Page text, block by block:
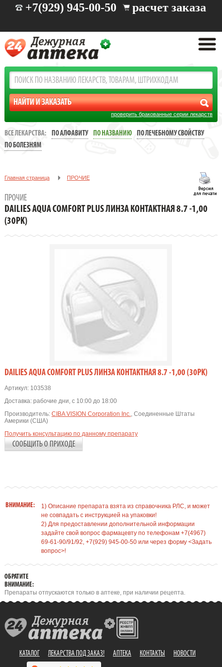
+7(929) 945-00-50 расчет заказа
проверить бракованные серии лекарств
ВСЕ ЛЕКАРСТВА: ПО АЛФАВИТУ ПО НАЗВАНИЮ
ПО ЛЕЧЕБНОМУ СВОЙСТВУ
ПО БОЛЕЗНЯМ
Главная страница ПРОЧИЕ
(30PK)
ПРОЧИЕ
DAILIES AQUA COMFORT PLUS ЛИНЗА КОНТАКТНАЯ 8.7 -1,00
(30PK)
DAILIES AQUA COMFORT PLUS ЛИНЗА КОНТАКТНАЯ 8.7 -1,00 (30PK)
Артикул:103538
Доставка: рабочие дни, с 10:00 до 18:00
Производитель: CIBA VISION Corporation Inc., Соединенные Штаты
Америки (США)
Получить консультацию по данному препарату
СООБЩИТЬ О ПРИХОДЕ
ВНИМАНИЕ:
1) Описание препарата взята из справочника РЛС, и может
не совпадать с инструкцией на упаковки!
2) Для предоставлении дополнительной информации
задайте свой вопрос фармацевту по телефонам +7(4967)
69-61-90/91/92, +7(929) 945-00-50 или через форму <Задать
вопрос>!
ОБРАТИТЕ
ВНИМАНИЕ:
Препараты отпускаются только в аптеке, при наличии рецепта.
КАТАЛОГ ЛЕКАРСТВА ПОД ЗАКАЗ! АПТЕКА КОНТАКТЫ НОВОСТИ